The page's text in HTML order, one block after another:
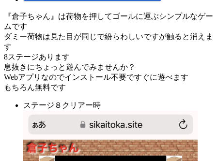
『倉子ちゃん』は荷物を押してゴールに運ぶシンプルなゲー
ムです
ダミー荷物は見た目が同じで紛らわしいですが触ると消えま
す
8ステージあります
息抜きにちょっと遊んでみませんか？
Webアプリなのでインストール不要ですぐに遊べます
もちろん無料です
ステージ８クリアー時